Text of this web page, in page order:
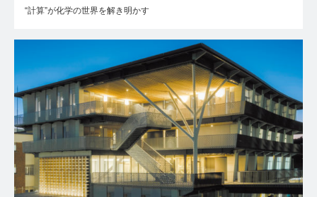
“計算”が化学の世界を解き明かす